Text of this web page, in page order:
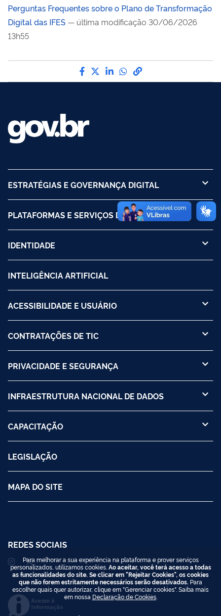
Perguntas Frequentes sobre o Plano de Transformação
Digital das IFES — última modificação 30/06/2026
13h55
Compartilhe por Facebook
Compartilhe por Twitter
Compartilhe por
Compartilhe por
link para Copiar
ESTRATÉGIAS E GOVERNANÇA DIGITAL
PLATAFORMAS E SERVIÇOS DIGITAIS
IDENTIDADE
INTELIGÊNCIA ARTIFICIAL
ACESSIBILIDADE E USUÁRIO
CONTRATAÇÕES DE TIC
PRIVACIDADE E SEGURANÇA
INFRAESTRUTURA NACIONAL DE DADOS
CAPACITAÇÃO
LEGISLAÇÃO
MAPA DO SITE
REDES SOCIAIS
Acesso à
Informação
Para melhorar a sua experiência na plataforma e prover serviços
personalizados, utilizamos cookies. Ao aceitar, você terá acesso a todas
as funcionalidades do site. Se clicar em "Rejeitar Cookies", os cookies
que não forem estritamente necessários serão desativados. Para
escolher quais quer autorizar, clique em "Gerenciar cookies". Saiba mais
em nossa Declaração de Cookies.